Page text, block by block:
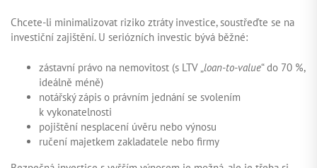
Chcete-li minimalizovat riziko ztráty investice, soustřeďte se na
investiční zajištění. U seriózních investic bývá běžné:
zástavní právo na nemovitost (s LTV „loan-to-value“ do 70 %,
ideálně méně)
notářský zápis o právním jednání se svolením
k vykonatelnosti
pojištění nesplacení úvěru nebo výnosu
ručení majetkem zakladatele nebo firmy